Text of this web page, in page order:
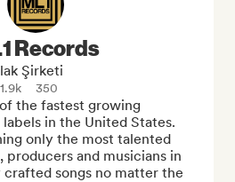
Records
Şirketi
1.9k 350
the fastest growing
in the United States.
only the most talented
producers and musicians in
songs no matter the